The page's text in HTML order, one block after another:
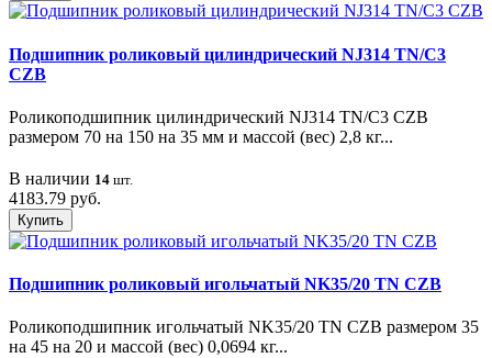
Подшипник роликовый цилиндрический NJ314 TN/C3
CZB
Роликоподшипник цилиндрический NJ314 TN/C3 CZB
размером 70 на 150 на 35 мм и массой (вес) 2,8 кг...
В наличии 14 шт.
4183.79 руб.
Купить
Подшипник роликовый игольчатый NK35/20 TN CZB
Роликоподшипник игольчатый NK35/20 TN CZB размером 35
на 45 на 20 и массой (вес) 0,0694 кг...